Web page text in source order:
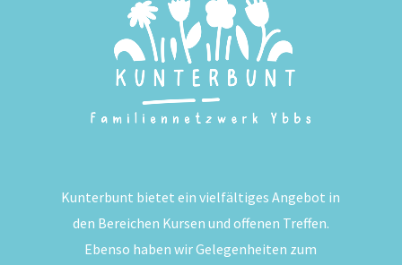
Kunterbunt bietet ein vielfältiges Angebot in
den Bereichen Kursen und offenen Treffen.
Ebenso haben wir Gelegenheiten zum